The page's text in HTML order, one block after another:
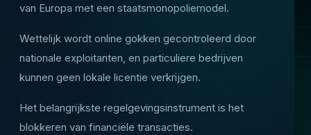
van Europa met een staatsmonopoliemodel.
Wettelijk wordt online gokken gecontroleerd door
nationale exploitanten, en particuliere bedrijven
kunnen geen lokale licentie verkrijgen.
Het belangrijkste regelgevingsinstrument is het
blokkeren van financiële transacties.